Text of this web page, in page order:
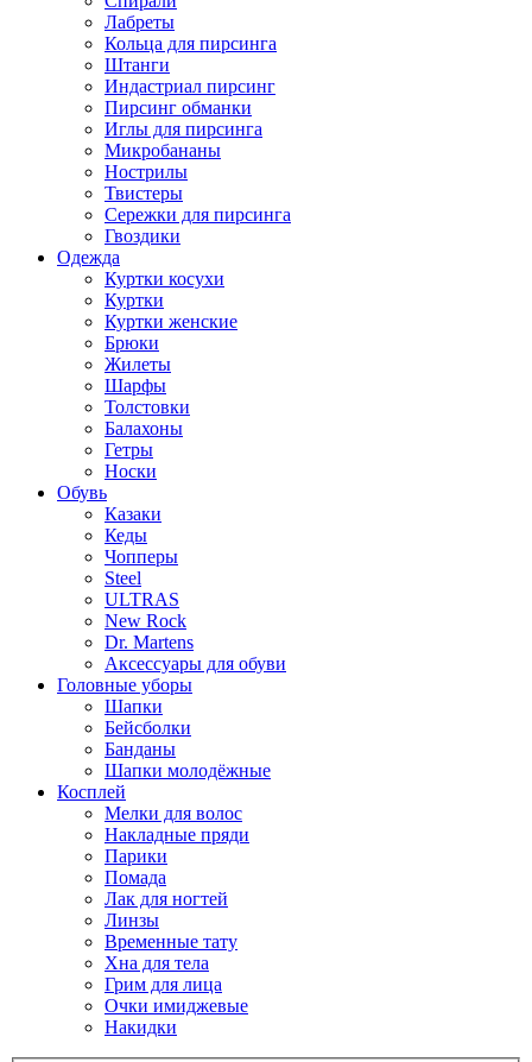
Лабреты
Кольца для пирсинга
Штанги
Индастриал пирсинг
Пирсинг обманки
Иглы для пирсинга
Микробананы
Нострилы
Твистеры
Сережки для пирсинга
Гвоздики
Одежда
Куртки косухи
Куртки
Куртки женские
Брюки
Жилеты
Шарфы
Толстовки
Балахоны
Гетры
Носки
Обувь
Казаки
Кеды
Чопперы
Steel
ULTRAS
New Rock
Dr. Martens
Аксессуары для обуви
Головные уборы
Шапки
Бейсболки
Банданы
Шапки молодёжные
Косплей
Мелки для волос
Накладные пряди
Парики
Помада
Лак для ногтей
Линзы
Временные тату
Хна для тела
Грим для лица
Очки имиджевые
Накидки